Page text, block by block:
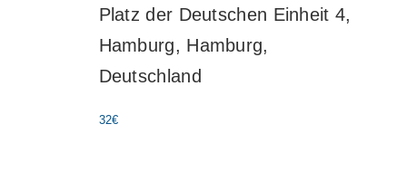
Platz der Deutschen Einheit 4,
Hamburg, Hamburg,
Deutschland
32€